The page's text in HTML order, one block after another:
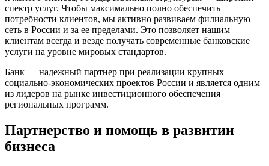
спектр услуг. Чтобы максимально полно обеспечить
потребности клиентов, мы активно развиваем филиальную
сеть в России и за ее пределами. Это позволяет нашим
клиентам всегда и везде получать современные банковские
услуги на уровне мировых стандартов.
Банк — надежный партнер при реализации крупных
социально-экономических проектов России и является одним
из лидеров на рынке инвестиционного обеспечения
региональных программ.
Партнерство и помощь в развитии
бизнеса